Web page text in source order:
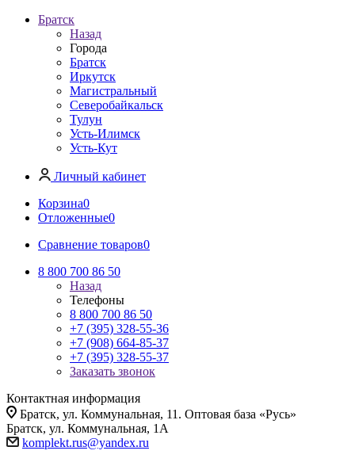
Братск
Назад
Города
Братск
Иркутск
Магистральный
Северобайкальск
Тулун
Усть-Илимск
Усть-Кут
Личный кабинет
Корзина0
Отложенные0
Сравнение товаров0
8 800 700 86 50
Назад
Телефоны
8 800 700 86 50
+7 (395) 328-55-36
+7 (908) 664-85-37
+7 (395) 328-55-37
Заказать звонок
Контактная информация
Братск, ул. Коммунальная, 11. Оптовая база «Русь»
Братск, ул. Коммунальная, 1А
komplekt.rus@yandex.ru